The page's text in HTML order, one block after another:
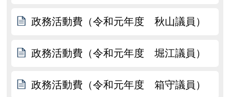
政務活動費（令和元年度 秋山議員）
政務活動費（令和元年度 堀江議員）
政務活動費（令和元年度 箱守議員）